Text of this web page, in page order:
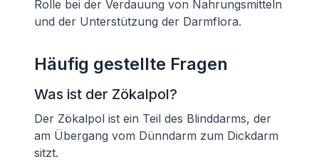
Rolle bei der Verdauung von Nahrungsmitteln
und der Unterstützung der Darmflora.
Häufig gestellte Fragen
Was ist der Zökalpol?
Der Zökalpol ist ein Teil des Blinddarms, der
am Übergang vom Dünndarm zum Dickdarm
sitzt.